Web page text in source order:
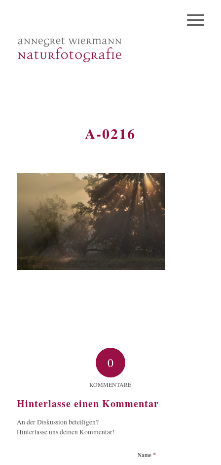
A-0216
0
KOMMENTARE
Hinterlasse einen Kommentar
An der Diskussion beteiligen?
Hinterlasse uns deinen Kommentar!
Name *